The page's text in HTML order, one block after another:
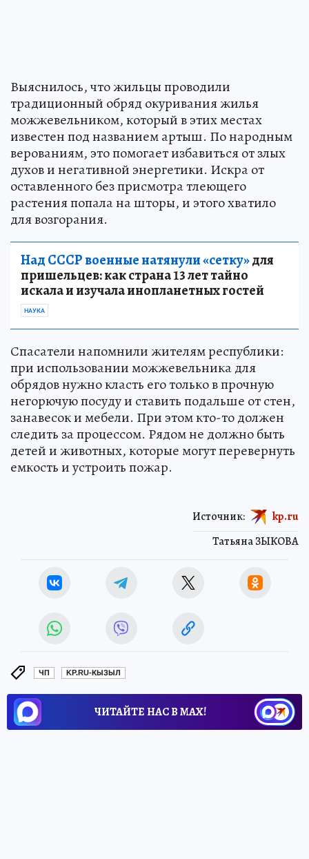
Выяснилось, что жильцы проводили
традиционный обряд окуривания жилья
можжевельником, который в этих местах
известен под названием артыш. По народным
верованиям, это помогает избавиться от злых
духов и негативной энергетики. Искра от
оставленного без присмотра тлеющего
растения попала на шторы, и этого хватило
для возгорания.
Над СССР военные натянули «сетку»для
пришельцев: как страна 13 лет тайно
искала и изучала инопланетных гостей
НАУКА
Спасатели напомнили жителям республики:
при использовании можжевельника для
обрядов нужно класть его только в прочную
негорючую посуду и ставить подальше от стен,
занавесок и мебели. При этом кто-то должен
следить за процессом. Рядом не должно быть
детей и животных, которые могут перевернуть
емкость и устроить пожар.
Татьяна ЗЫКОВА
Источник: kp.ru
ЧП KP.RU-КЫЗЫЛ
ЧИТАЙТЕ НАС В МАХ!